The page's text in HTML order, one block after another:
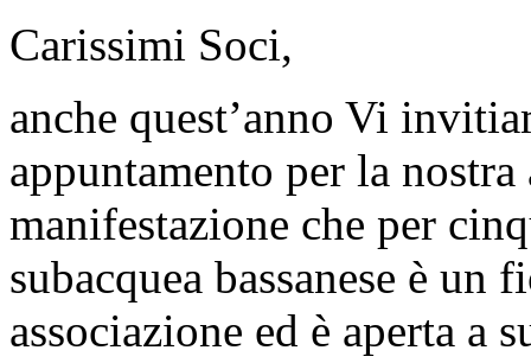
Carissimi Soci,
anche quest’anno Vi
appuntamento per la nostra
manifestazione che per
subacquea bassanese è
associazione ed è aperta a